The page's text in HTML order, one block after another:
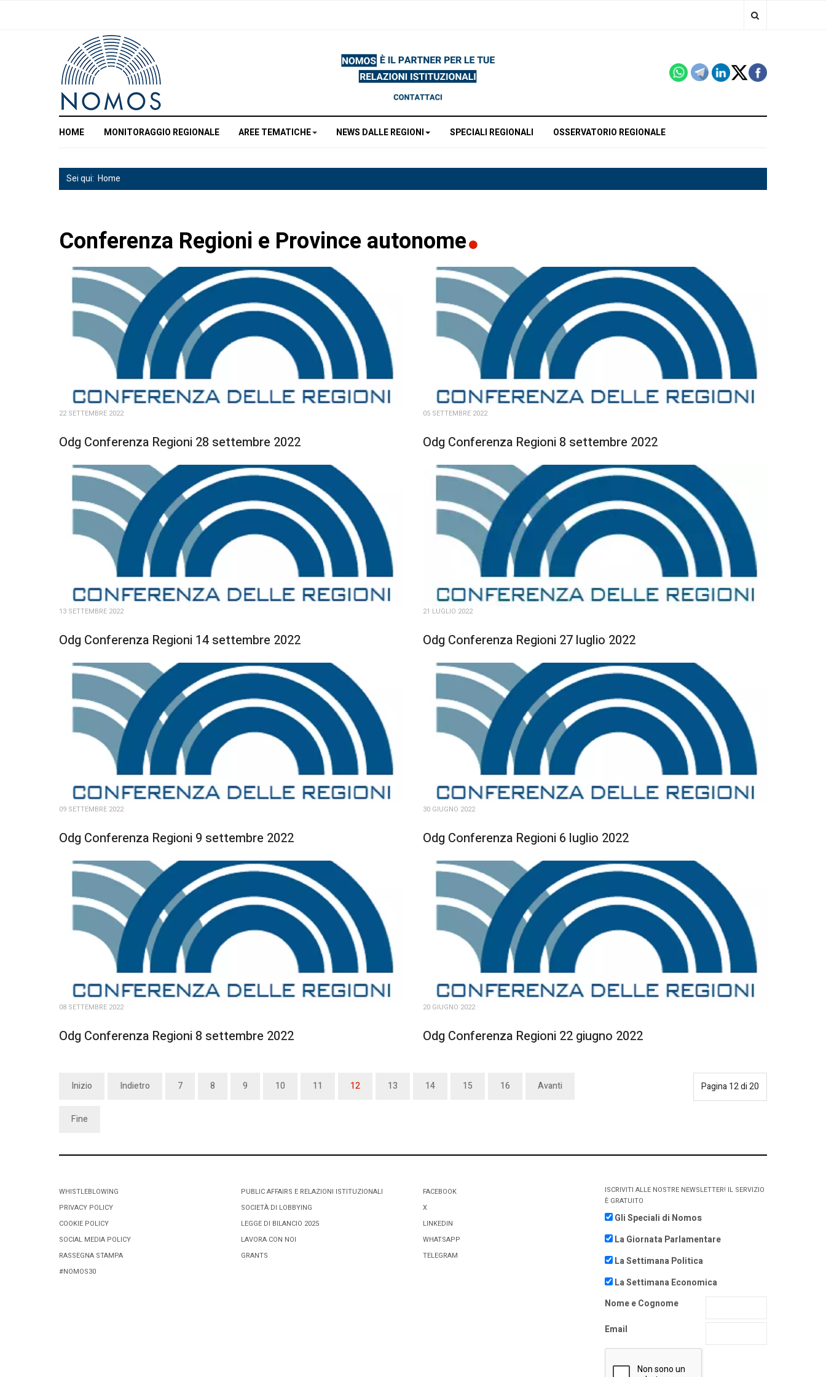
HOME MONITORAGGIO REGIONALE AREE TEMATICHE NEWS DALLE REGIONI SPECIALI REGIONALI OSSERVATORIO REGIONALE
Sei qui: Home
Conferenza Regioni e Province autonome
22 SETTEMBRE 2022
Odg Conferenza Regioni 28 settembre 2022
05 SETTEMBRE 2022
Odg Conferenza Regioni 8 settembre 2022
13 SETTEMBRE 2022
Odg Conferenza Regioni 14 settembre 2022
21 LUGLIO 2022
Odg Conferenza Regioni 27 luglio 2022
09 SETTEMBRE 2022
Odg Conferenza Regioni 9 settembre 2022
30 GIUGNO 2022
Odg Conferenza Regioni 6 luglio 2022
08 SETTEMBRE 2022
Odg Conferenza Regioni 8 settembre 2022
20 GIUGNO 2022
Odg Conferenza Regioni 22 giugno 2022
Pagina 12 di 20
Inizio Indietro 7 8 9 10 11 12 13 14 15 16 Avanti
Fine
WHISTLEBLOWING
PRIVACY POLICY
COOKIE POLICY
SOCIAL MEDIA POLICY
RASSEGNA STAMPA
#NOMOS30
PUBLIC AFFAIRS E RELAZIONI ISTITUZIONALI
SOCIETÀ DI LOBBYING
LEGGE DI BILANCIO 2025
LAVORA CON NOI
GRANTS
FACEBOOK
X
LINKEDIN
WHATSAPP
TELEGRAM
ISCRIVITI ALLE NOSTRE NEWSLETTER! IL SERVIZIO
È GRATUITO
Gli Speciali di Nomos
La Giornata Parlamentare
La Settimana Politica
La Settimana Economica
Nome e Cognome
Email